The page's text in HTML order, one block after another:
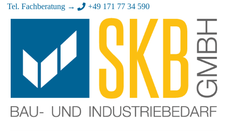
Tel. Fachberatung → +49 171 77 34 590